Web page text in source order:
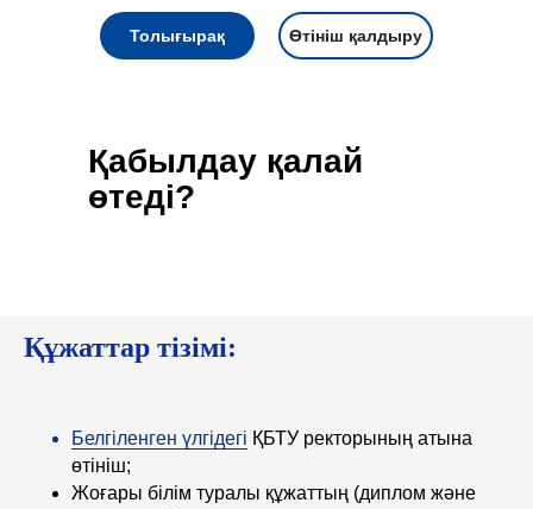
Толығырақ Өтініш қалдыру
Қабылдау қалай
өтеді?
Құжаттар тізімі:
Белгіленген үлгідегі ҚБТУ ректорының атына
өтініш;
Жоғары білім туралы құжаттың (диплом және